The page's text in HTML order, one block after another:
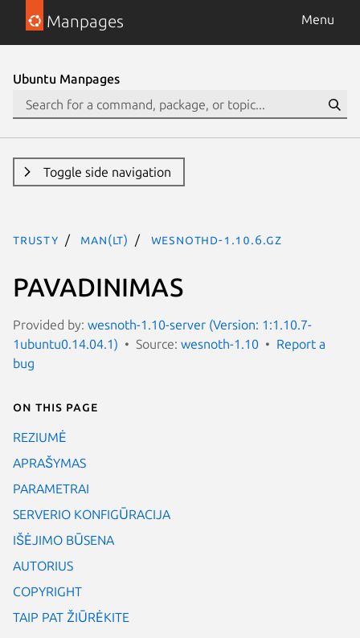
Manpages Menu
Ubuntu Manpages
Toggle side navigation
trusty man(lt) wesnothd-1.10.6.gz
PAVADINIMAS
Provided by: wesnoth-1.10-server (Version: 1:1.10.7-
1ubuntu0.14.04.1)
Source: wesnoth-1.10
Report a
bug
On this page
REZIUMĖ
APRAŠYMAS
PARAMETRAI
SERVERIO KONFIGŪRACIJA
IŠĖJIMO BŪSENA
AUTORIUS
COPYRIGHT
TAIP PAT ŽIŪRĖKITE